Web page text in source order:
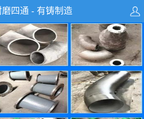
磨四通 - 有铸制造